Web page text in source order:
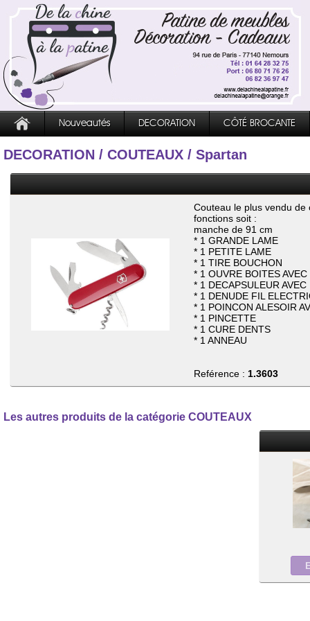
Nouveautés DECORATION CÔTÉ BROCANTE
DECORATION / COUTEAUX / Spartan
Couteau le plus vendu
fonctions soit :
manche de 91 cm
* 1 GRANDE LAME
* 1 PETITE LAME
* 1 TIRE BOUCHON
* 1 OUVRE BOITES
* 1 DECAPSULEUR
* 1 DENUDE FIL
* 1 POINCON ALESOIR
* 1 PINCETTE
* 1 CURE DENTS
* 1 ANNEAU
Reférence : 1.3603
Les autres produits de la catégorie COUTEAUX